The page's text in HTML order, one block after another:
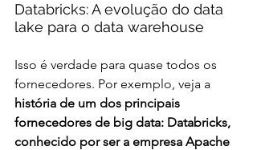
Databricks: A evolução do data
lake para o data warehouse
Isso é verdade para quase todos os
fornecedores. Por exemplo, veja a
história de um dos principais
fornecedores de big data: Databricks,
conhecido por ser a empresa Apache